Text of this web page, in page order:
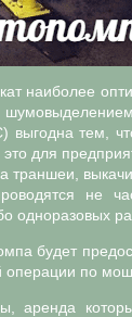
наиболее
выгодна тем,
для
траншеи,
не
одноразовых
будет
по
аренда